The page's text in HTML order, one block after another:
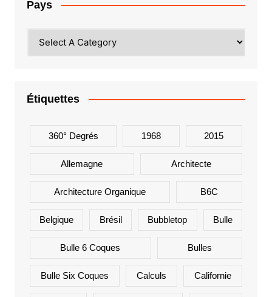
Pays
Étiquettes
360° Degrés 1968 2015
Allemagne Architecte
Architecture Organique B6C
Belgique Brésil Bubbletop Bulle
Bulle 6 Coques Bulles
Bulle Six Coques Calculs Californie